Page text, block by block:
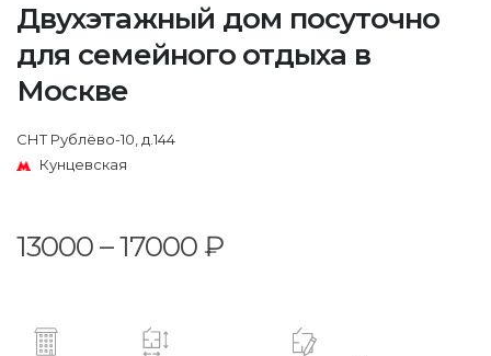
Двухэтажный дом посуточно
для семейного отдыха в
Москве
СНТ Рублёво-10, д.144
Кунцевская
13000 – 17000 ₽